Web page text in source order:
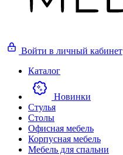
Войти в личный кабинет
Каталог
Новинки
Стулья
Столы
Офисная мебель
Корпусная мебель
Мебель для спальни